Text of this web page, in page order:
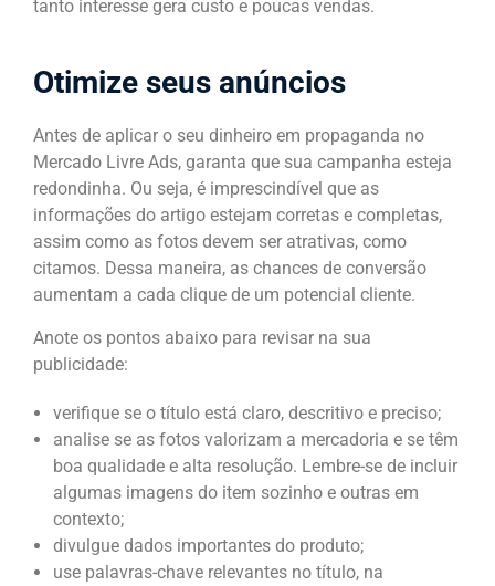
tanto interesse gera custo e poucas vendas.
Otimize seus anúncios
Antes de aplicar o seu dinheiro em propaganda no
Mercado Livre Ads, garanta que sua campanha esteja
redondinha. Ou seja, é imprescindível que as
informações do artigo estejam corretas e completas,
assim como as fotos devem ser atrativas, como
citamos. Dessa maneira, as chances de conversão
aumentam a cada clique de um potencial cliente.
Anote os pontos abaixo para revisar na sua
publicidade:
verifique se o título está claro, descritivo e preciso;
analise se as fotos valorizam a mercadoria e se têm
boa qualidade e alta resolução. Lembre-se de incluir
algumas imagens do item sozinho e outras em
contexto;
divulgue dados importantes do produto;
use palavras-chave relevantes no título, na